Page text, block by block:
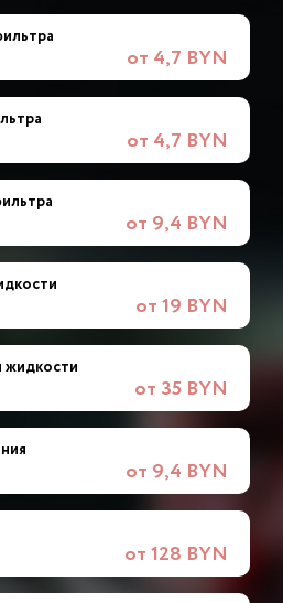
от 4,7 BYN
от 4,7 BYN
от 9,4 BYN
от 19 BYN
жидкости
от 35 BYN
от 9,4 BYN
от 128 BYN